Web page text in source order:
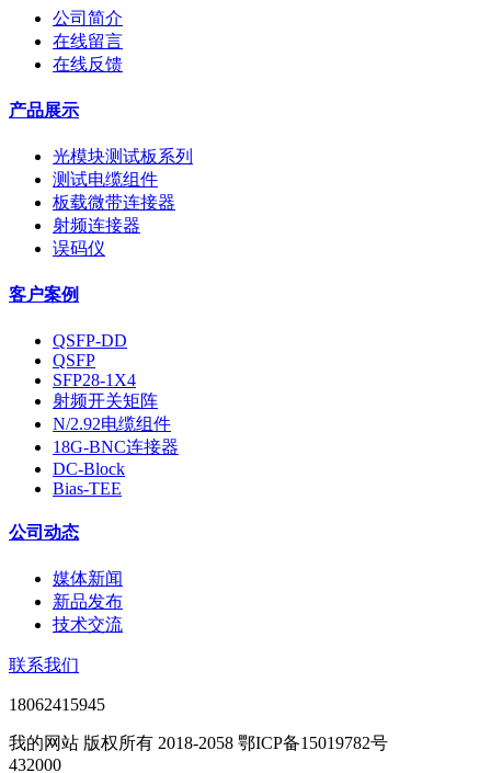
公司简介
在线留言
在线反馈
产品展示
光模块测试板系列
测试电缆组件
板载微带连接器
射频连接器
误码仪
客户案例
QSFP-DD
QSFP
SFP28-1X4
射频开关矩阵
N/2.92电缆组件
18G-BNC连接器
DC-Block
Bias-TEE
公司动态
媒体新闻
新品发布
技术交流
联系我们
18062415945
我的网站 版权所有 2018-2058 鄂ICP备15019782号
432000